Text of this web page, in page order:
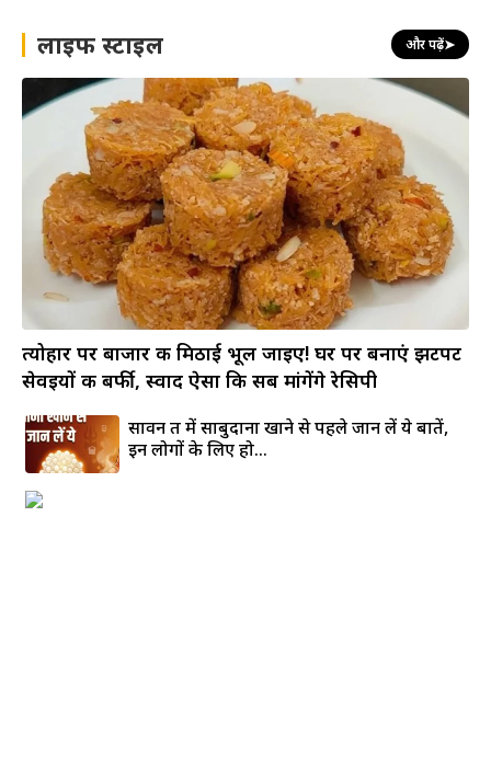
लाइफ स्टाइल और पढ़ें➤
त्योहार पर बाजार की मिठाई भूल जाइए! घर पर बनाएं झटपट
सेवइयों की बर्फी, स्वाद ऐसा कि सब मांगेंगे रेसिपी
सावन व्रत में साबुदाना खाने से पहले जान लें ये बातें,
इन लोगों के लिए हो...